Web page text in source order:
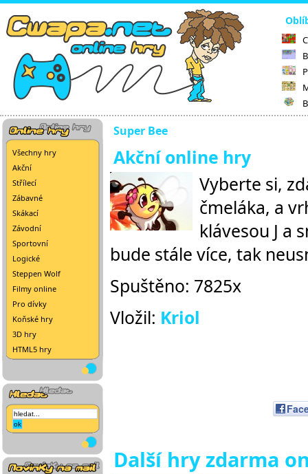
Všechny hry
Akční
Střílecí
Zábavné
Skákací
Závodní
Sportovní
Logické
Steppen Wolf
Filmy online
Pro dívky
Koňské hry
3D hry
HTML5 hry
Super Bee
Akční online hry
Vyberte si,
čmeláka, a
klávesou J a
bude stále více, tak
Spuštěno: 7825x
Vložil: Kriol
Další hry zdarma